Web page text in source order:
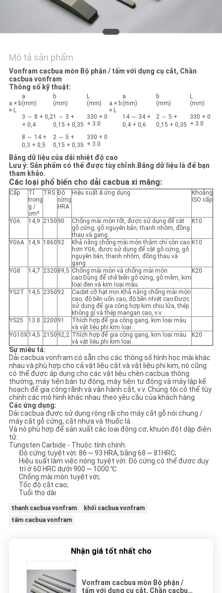
YÊU
CẦU
BÁO
GIÁ
TRANG
WEB
PRIVACY
POLICY
Mô tả sản phẩm
Vonfram cacbua mòn Bộ phận / tấm với dụng cụ cắt, Chần
cacbua vonfram
Thông số kỹ thuật:
a × b
× L
a
(mm)
b
(mm)
L
(mm)
a × b
× L
a
(mm)
b
(mm)
L
(mm)
3 ～ 8 + 0,2
+ 0,4
1 ～ 3 +
0,15 + 0,35
330 + 0
+ 3.0
14 ～ 34 +
0,4 + 0,6
2 ～ 5 +
0,15 + 0,35
330 + 0
+ 3.0
8 ～ 14 +
0,3 + 0,5
2 ～ 5 +
0,15 + 0,35
330 + 0
+ 3.0
Bảng dữ liệu của dải nhiệt độ cao
Lưu ý: Sản phẩm có thể được tùy chỉnh.Bảng dữ liệu là để bạn
tham khảo.
Các loại phổ biến cho dải cacbua xi măng:
Cấp
Tỉ
trọng
g /
cm³
TRS Độ
cứng
HRA
Hiệu suất & ứng dụng
Khoảng
ISO cấp
YG6 14,9 2150 90
Chống mài mòn tốt, được sử dụng để cắt
gỗ cứng, gỗ nguyên bản, thanh nhôm, đồng
thau và gang.
K10
YG6A 14,9 1860 92
Khả năng chống mài mòn thậm chí còn cao
hơn YG6, được sử dụng để cắt gỗ cứng, gỗ
nguyên bản, thanh nhôm, đồng thau và
gang.
K10
YG8 14,7 2320 89,5 Chống mài mòn và chống mài mòn
cao.Dùng để chế biến gỗ cứng, gỗ mềm, kim
loại đen và kim loại màu.
K20
YS2T 14,5 2350 92
Cacbit cỡ hạt mịn.Khả năng chống mài mòn
cao, độ bền uốn cao, độ bền nhiệt cao.Được
sử dụng để gia công hợp kim chịu lửa, thép
không gỉ và thép mangan cao, v.v.
YS25
13.0 2200 91
Thích hợp để gia công gang, kim loại màu
và vật liệu phi kim loại.
YG10X 14,5 2150 92,2 Thích hợp để gia công gang, kim loại màu
và vật liệu phi kim loại
K20
Sự miêu tả:
Dải cacbua vonfram có sẵn cho các thông số hình học mài khác
nhau và phù hợp cho cả vật liệu cắt và vật liệu phi kim, nó cũng
có thể được áp dụng cho các vật liệu chèn cacbua thông
thường, máy tiện bán tự động, máy tiện tự động và máy lập kế
hoạch để gia công rãnh và vận hành cắt, v.v. Chúng tôi có thể tùy
chỉnh các mô hình khác nhau theo yêu cầu của khách hàng
Các ứng dụng:
Dải cacbua được sử dụng rộng rãi cho máy cắt gỗ nói chung /
máy cắt gỗ cứng, cắt nhựa và thuốc lá.
Và nó phù hợp để sản xuất các loại động cơ, khuôn đột dập điện
tử.
Tungsten Carbide - Thuộc tính chính:
Độ cứng tuyệt vời: 86 ~ 93 HRA, bằng 68 ~ 81HRC;
Hiệu suất làm việc nóng tuyệt vời: Độ cứng có thể được duy
trì ở 60 HRC dưới 900 ~ 1000 ℃
Chống mài mòn tuyệt vời;
Tốc độ cắt cao;
Tuổi thọ dài
thanh cacbua vonfram
khối cacbua vonfram
tấm cacbua vonfram
Nhận giá tốt nhất cho
Vonfram cacbua mòn Bộ phận /
tấm với dụng cụ cắt, Chần cacbua